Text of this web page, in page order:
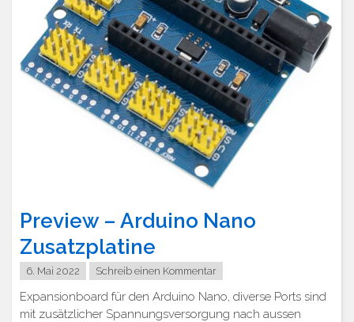
Preview – Arduino Nano
Zusatzplatine
6. Mai 2022 Schreib einen Kommentar
Expansionboard für den Arduino Nano, diverse Ports sind
mit zusätzlicher Spannungsversorgung nach aussen